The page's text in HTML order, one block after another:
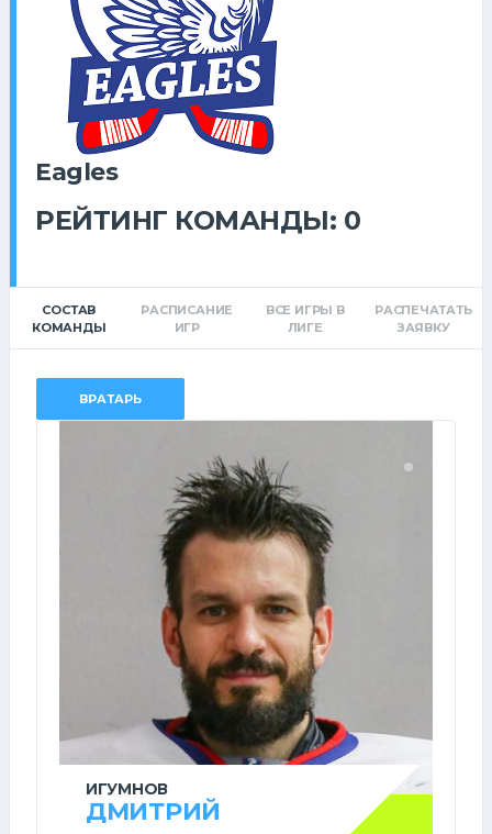
Eagles
РЕЙТИНГ КОМАНДЫ: 0
СОСТАВ
КОМАНДЫ
РАСПИСАНИЕ
ИГР
ВСЕ ИГРЫ В
ЛИГЕ
РАСПЕЧАТАТЬ
ЗАЯВКУ
ВРАТАРЬ
ИГУМНОВ
ДМИТРИЙ